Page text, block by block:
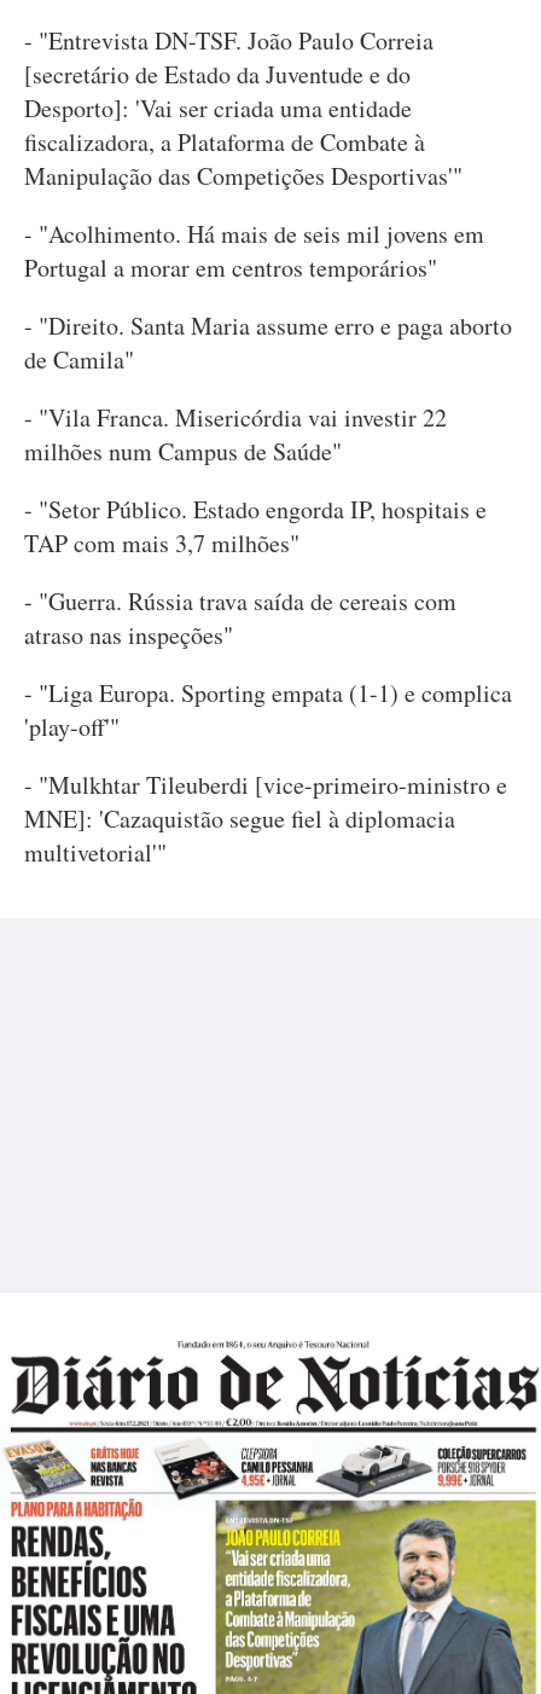
- "Entrevista DN-TSF. João Paulo Correia
[secretário de Estado da Juventude e do
Desporto]: 'Vai ser criada uma entidade
fiscalizadora, a Plataforma de Combate à
Manipulação das Competições Desportivas'"
- "Acolhimento. Há mais de seis mil jovens em
Portugal a morar em centros temporários"
- "Direito. Santa Maria assume erro e paga aborto
de Camila"
- "Vila Franca. Misericórdia vai investir 22
milhões num Campus de Saúde"
- "Setor Público. Estado engorda IP, hospitais e
TAP com mais 3,7 milhões"
- "Guerra. Rússia trava saída de cereais com
atraso nas inspeções"
- "Liga Europa. Sporting empata (1-1) e complica
'play-off'"
- "Mulkhtar Tileuberdi [vice-primeiro-ministro e
MNE]: 'Cazaquistão segue fiel à diplomacia
multivetorial'"